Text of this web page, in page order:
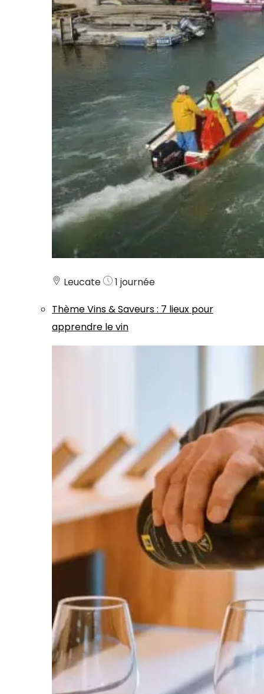
Leucate
1 journée
ThèmeVins & Saveurs: 7 lieux pour
apprendre le vin